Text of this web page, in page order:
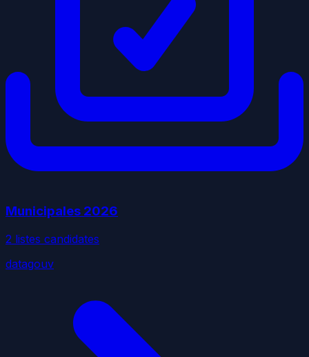
Municipales 2026
2 listes candidates
datagouv